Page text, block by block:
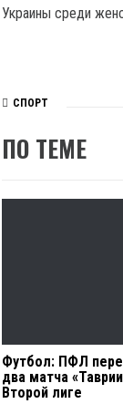
Украины среди
СПОРТ
ПО ТЕМЕ
Футбол: ПФЛ
два матча
Второй лиге